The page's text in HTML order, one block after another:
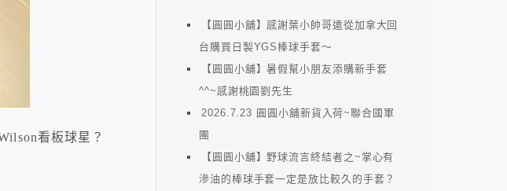
看板球星？
【圓圓小舖】感謝葉小帥哥遠從加拿大回
台購買日製YGS棒球手套～
【圓圓小舖】暑假幫小朋友添購新手套
^^~感謝桃園劉先生
2026.7.23 圓圓小舖新貨入荷~聯合國軍
團
【圓圓小舖】野球流言終結者之~掌心有
滲油的棒球手套一定是放比較久的手套？